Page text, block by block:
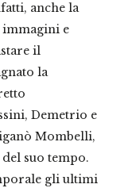
anche la
immagini e
il
la
Demetrio e
Mombelli,
suo tempo.
gli ultimi